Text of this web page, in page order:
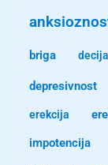
briga
depresivnost
erekcija
impotencija